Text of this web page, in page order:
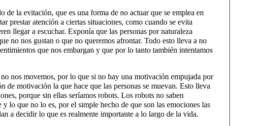
de la evitación, que es una forma de no actuar que se emplea en
prestar atención a ciertas situaciones, como cuando se evita
llegar a escuchar. Exponía que las personas por naturaleza
no nos gustan o que no queremos afrontar. Todo esto lleva a no
que nos embargan y que por lo tanto también intentamos
nos movemos, por lo que si no hay una motivación empujada por
de motivación la que hace que las personas se muevan. Esto lleva
porque sin ellas seríamos robots. Los robots no saben
lo que no lo es, por el simple hecho de que son las emociones las
a decidir lo que es realmente importante a lo largo de la vida.